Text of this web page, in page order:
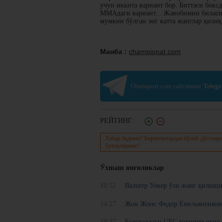
учун иккита вариант бор. Биттаси
ММАдаги вариант... Жавобимни
мумкин бўлган энг катта жанглар
Манба : championat.com
Olamsport.com сайтининг
РЕЙТИНГ:
Хабар ёқдими? Биринчилардан бўлиб
ўртоқлашинг!
Ўхшаш янгиликлар
Вальтер Уокер ўзи жанг
Жон Жонс Федор